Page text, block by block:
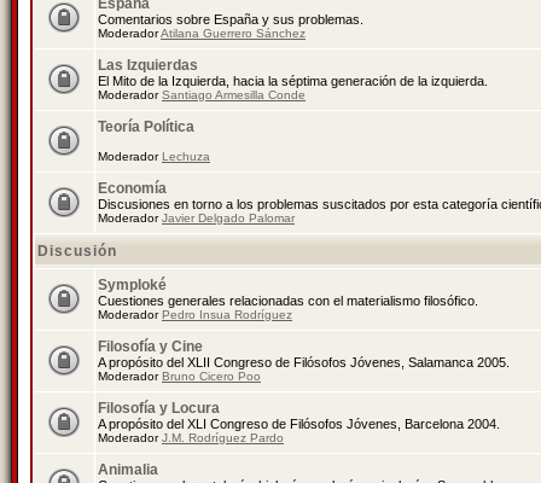
España
Comentarios sobre España y sus problemas.
ModeradorAtilana Guerrero Sánchez
Las Izquierdas
El Mito de la Izquierda, hacia la séptima generación de la izquierda.
ModeradorSantiago Armesilla Conde
Teoría Política
ModeradorLechuza
Economía
Discusiones en torno a los problemas suscitados por esta categoría
ModeradorJavier Delgado Palomar
Discusión
Symploké
Cuestiones generales relacionadas con el materialismo filosófico.
ModeradorPedro Insua Rodríguez
Filosofía y Cine
A propósito del XLII Congreso de Filósofos Jóvenes, Salamanca 2005.
ModeradorBruno Cicero Poo
Filosofía y Locura
A propósito del XLI Congreso de Filósofos Jóvenes, Barcelona 2004.
ModeradorJ.M. Rodríguez Pardo
Animalia